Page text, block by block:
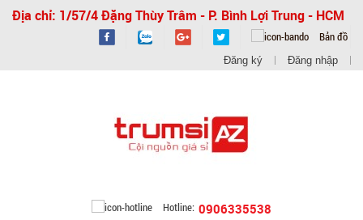
Địa chỉ: 1/57/4 Đặng Thùy Trâm - P. Bình Lợi Trung - HCM
Bản đồ
Đăng ký Đăng nhập
Hotline: 0906335538